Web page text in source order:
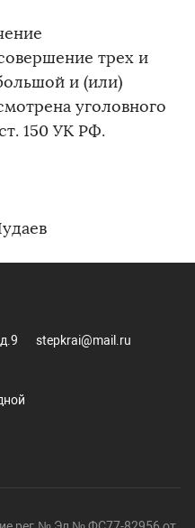
трех и
и (или)
уголовного
150 УК РФ.
stepkrai@mail.ru